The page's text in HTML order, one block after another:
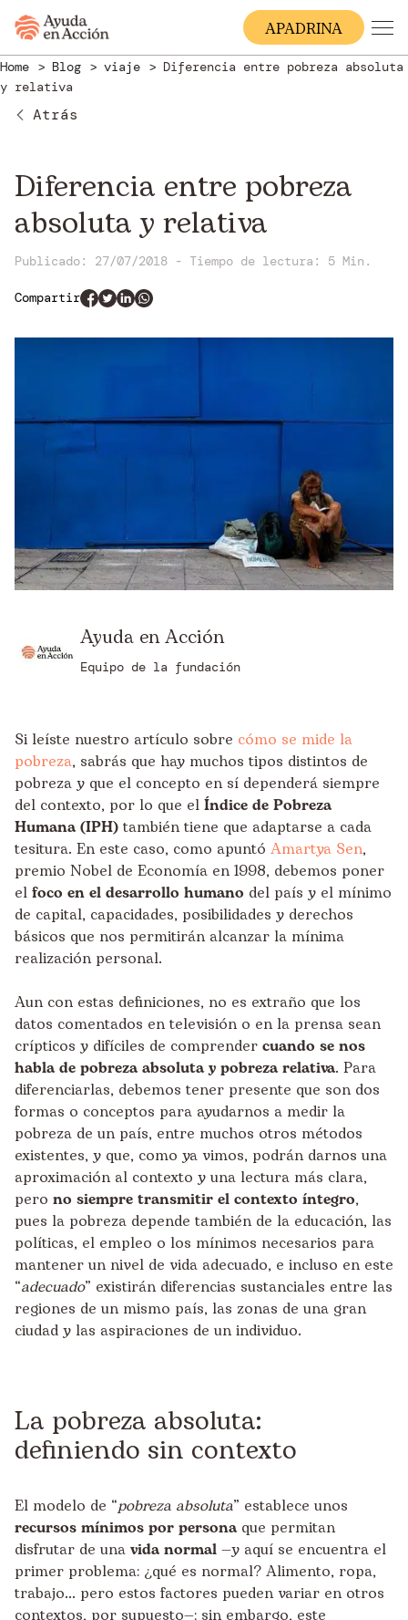
APADRINA
Home Blog viaje
Diferencia entre pobreza absoluta
y relativa
Atrás
Diferencia entre pobreza
absoluta y relativa
Publicado: 27/07/2018 - Tiempo de lectura: 5 Min.
Compartir
Ayuda en Acción
Equipo de la fundación
Si leíste nuestro artículo sobre cómo se mide la
pobreza, sabrás que hay muchos tipos distintos de
pobreza y que el concepto en sí dependerá siempre
del contexto, por lo que el Índice de Pobreza
Humana (IPH) también tiene que adaptarse a cada
tesitura. En este caso, como apuntó Amartya Sen,
premio Nobel de Economía en 1998, debemos poner
el foco en el desarrollo humano del país y el mínimo
de capital, capacidades, posibilidades y derechos
básicos que nos permitirán alcanzar la mínima
realización personal.
Aun con estas definiciones, no es extraño que los
datos comentados en televisión o en la prensa sean
crípticos y difíciles de comprender cuando se nos
habla de pobreza absoluta y pobreza relativa. Para
diferenciarlas, debemos tener presente que son dos
formas o conceptos para ayudarnos a medir la
pobreza de un país, entre muchos otros métodos
existentes, y que, como ya vimos, podrán darnos una
aproximación al contexto y una lectura más clara,
pero no siempre transmitir el contexto íntegro,
pues la pobreza depende también de la educación, las
políticas, el empleo o los mínimos necesarios para
mantener un nivel de vida adecuado, e incluso en este
“adecuado” existirán diferencias sustanciales entre las
regiones de un mismo país, las zonas de una gran
ciudad y las aspiraciones de un individuo.
La pobreza absoluta:
definiendo sin contexto
El modelo de “pobreza absoluta” establece unos
recursos mínimos por personaque permitan
disfrutar de una vida normal —y aquí se encuentra el
primer problema: ¿qué es normal? Alimento, ropa,
trabajo... pero estos factores pueden variar en otros